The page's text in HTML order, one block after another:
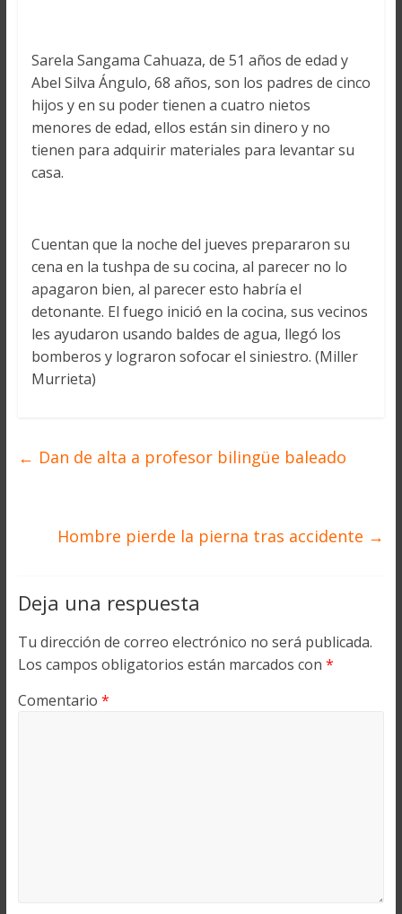
Sarela Sangama Cahuaza, de 51 años de edad y
Abel Silva Ángulo, 68 años, son los padres de cinco
hijos y en su poder tienen a cuatro nietos
menores de edad, ellos están sin dinero y no
tienen para adquirir materiales para levantar su
casa.
Cuentan que la noche del jueves prepararon su
cena en la tushpa de su cocina, al parecer no lo
apagaron bien, al parecer esto habría el
detonante. El fuego inició en la cocina, sus vecinos
les ayudaron usando baldes de agua, llegó los
bomberos y lograron sofocar el siniestro. (Miller
Murrieta)
← Dan de alta a profesor bilingüe baleado
Hombre pierde la pierna tras accidente →
Deja una respuesta
Tu dirección de correo electrónico no será publicada.
Los campos obligatorios están marcados con *
Comentario *